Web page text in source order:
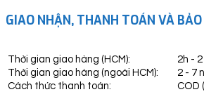
GIAO NHẬN, THANH TOÁN VÀ
Thời gian giao hàng (HCM):
2h -
Thời gian giao hàng (ngoài HCM):
2 - 7
Cách thức thanh toán:
COD